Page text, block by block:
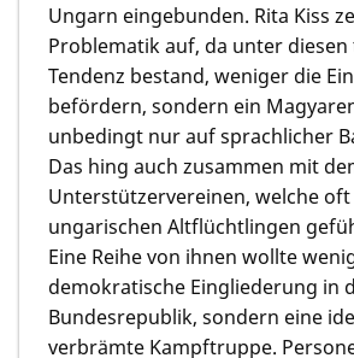
Ungarn eingebunden. Rita Kiss
Problematik auf, da unter diesen
Tendenz bestand, weniger die
befördern, sondern ein
unbedingt nur auf sprachlicher
Das hing auch zusammen mit
Unterstützervereinen, welche oft
ungarischen Altflüchtlingen
Eine Reihe von ihnen wollte
demokratische Eingliederung in
Bundesrepublik, sondern eine
verbrämte Kampftruppe.